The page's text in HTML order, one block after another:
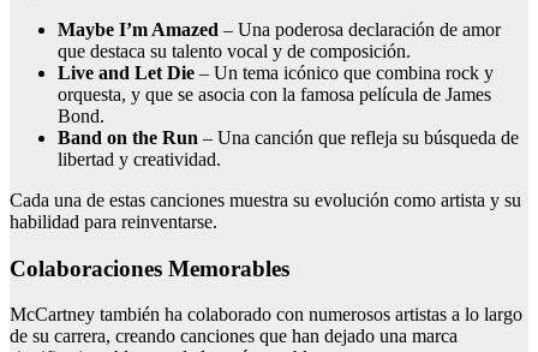
Maybe I’m Amazed – Una poderosa declaración de amor
que destaca su talento vocal y de composición.
Live and Let Die – Un tema icónico que combina rock y
orquesta, y que se asocia con la famosa película de James
Bond.
Band on the Run – Una canción que refleja su búsqueda de
libertad y creatividad.
Cada una de estas canciones muestra su evolución como artista y su
habilidad para reinventarse.
Colaboraciones Memorables
McCartney también ha colaborado con numerosos artistas a lo largo
de su carrera, creando canciones que han dejado una marca